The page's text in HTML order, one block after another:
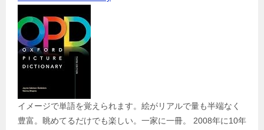
イメージで単語を覚えられます。絵がリアルで量も半端なく
豊富。眺めてるだけでも楽しい。一家に一冊。 2008年に10年